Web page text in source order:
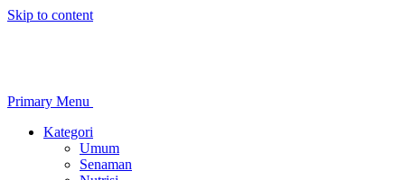
Skip to content
Primary Menu
Kategori
Umum
Senaman